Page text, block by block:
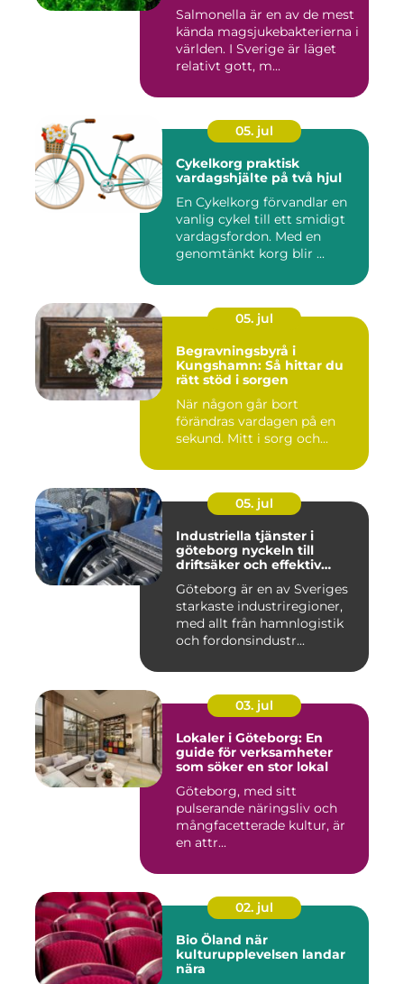
Salmonella är en av de mest
kända magsjukebakterierna i
världen. I Sverige är läget
relativt gott, m...
05. jul
Cykelkorg praktisk
vardagshjälte på två hjul
En Cykelkorg förvandlar en
vanlig cykel till ett smidigt
vardagsfordon. Med en
genomtänkt korg blir ...
05. jul
Begravningsbyrå i
Kungshamn: Så hittar du
rätt stöd i sorgen
När någon går bort
förändras vardagen på en
sekund. Mitt i sorg och...
05. jul
Industriella tjänster i
göteborg nyckeln till
driftsäker och effektiv
Göteborg är en av Sveriges
starkaste industriregioner,
med allt från hamnlogistik
och fordonsindustr...
03. jul
Lokaler i Göteborg: En
guide för verksamheter
som söker en stor lokal
Göteborg, med sitt
pulserande näringsliv och
mångfacetterade kultur, är
en attr...
02. jul
Bio Öland när
kulturupplevelsen landar
nära